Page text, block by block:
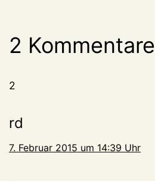
2 Kommentare
2
rd
7. Februar 2015 um 14:39 Uhr